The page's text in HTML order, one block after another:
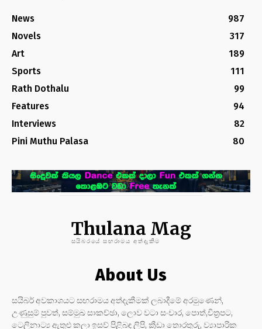
News
987
Novels
317
Art
189
Sports
111
Rath Dothalu
99
Features
94
Interviews
82
Pini Muthu Palasa
80
Thulana Mag
සයිබරයේ සඟරාමය අත්දැකීම
About Us
සයිබර් අවකාශයට සඟරාමය අත්දැකීමක් ලබාදීමේ අරමුණෙන්,
උණුසුම් පුවත්, සම්මුඛ සාකච්ඡා, ලොව වටා සංචාර, පොත්,චිත්‍රපට,
ටෙලිනාට්‍ය ඇතුළු කලා ඉසව් පිළිබඳ ලිපි, ක්‍රීඩා තොරතුරු, ව්‍යාපාරික